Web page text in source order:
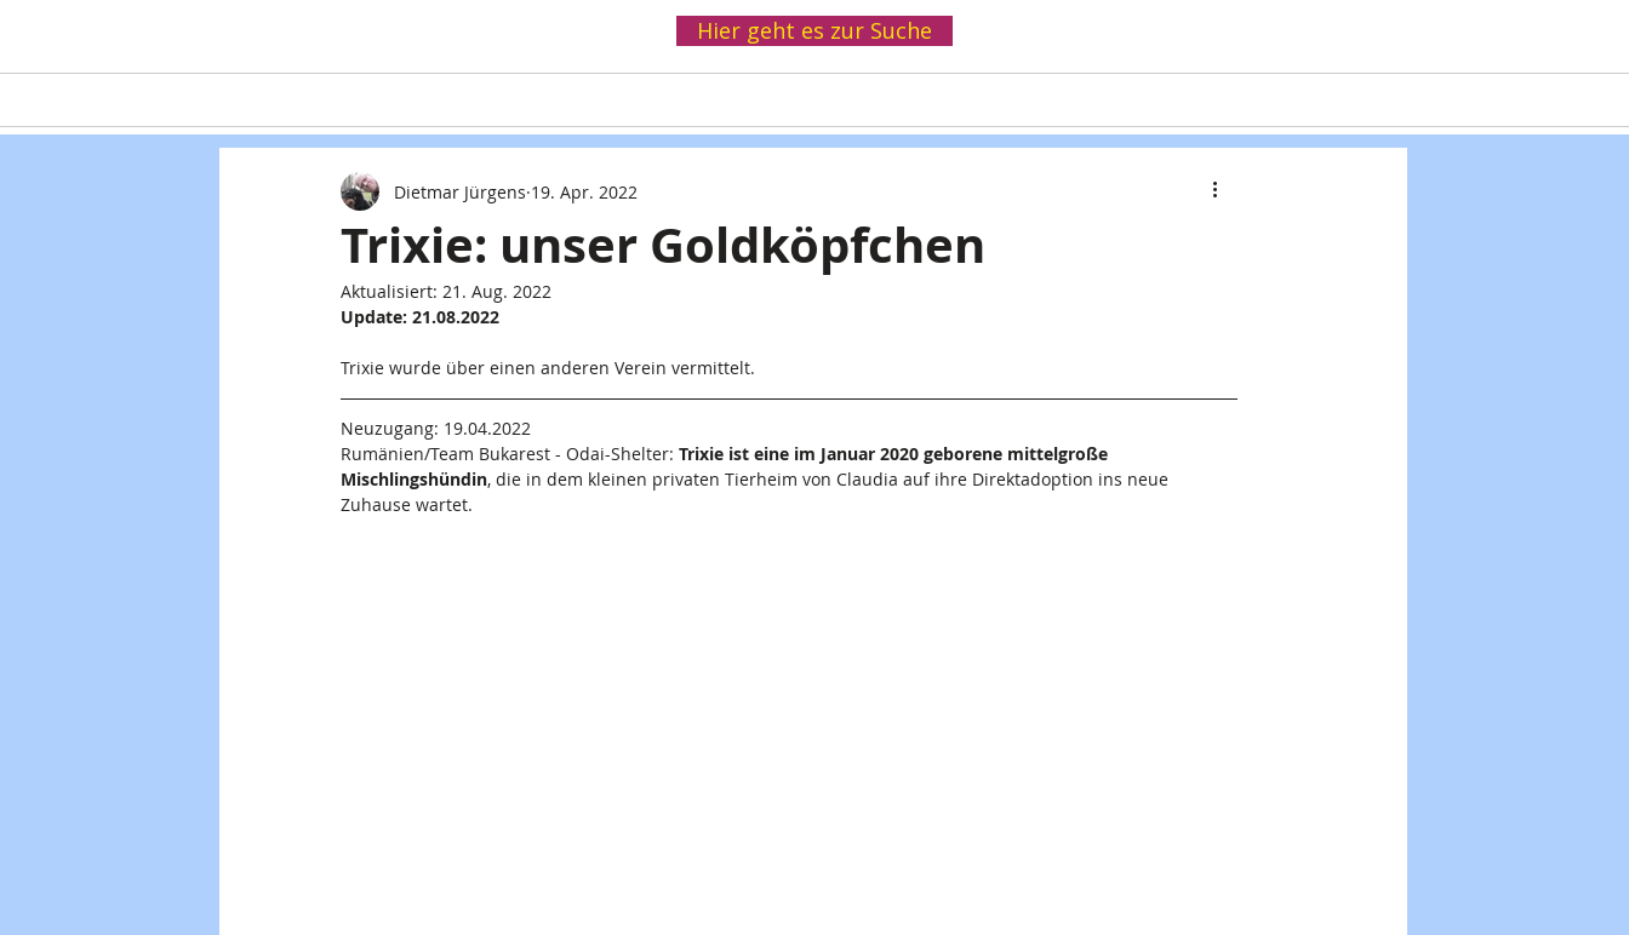
Hier geht es zur Suche
Trixie: unser Goldköpfchen
Dietmar Jürgens 19. Apr. 2022
Aktualisiert: 21. Aug. 2022
Update: 21.08.2022
Trixie wurde über einen anderen Verein vermittelt.
Neuzugang: 19.04.2022
Rumänien/Team Bukarest - Odai-Shelter: Trixie ist eine im Januar 2020 geborene mittelgroße
Mischlingshündin, die in dem kleinen privaten Tierheim von Claudia auf ihre Direktadoption ins neue
Zuhause wartet.